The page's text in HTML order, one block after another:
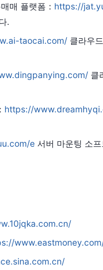
매 플랫폼： https://
.
taocai.com/ 클라우
클
https://
e 서버 마운팅 소